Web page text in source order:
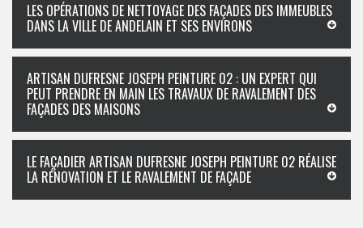
LES OPÉRATIONS DE NETTOYAGE DES FAÇADES DES IMMEUBLES
DANS LA VILLE DE ANDELAIN ET SES ENVIRONS
ARTISAN DUFRESNE JOSEPH PEINTURE 02 : UN EXPERT QUI
PEUT PRENDRE EN MAIN LES TRAVAUX DE RAVALEMENT DES
FAÇADES DES MAISONS
LE FAÇADIER ARTISAN DUFRESNE JOSEPH PEINTURE 02 RÉALISE
LA RÉNOVATION ET LE RAVALEMENT DE FAÇADE